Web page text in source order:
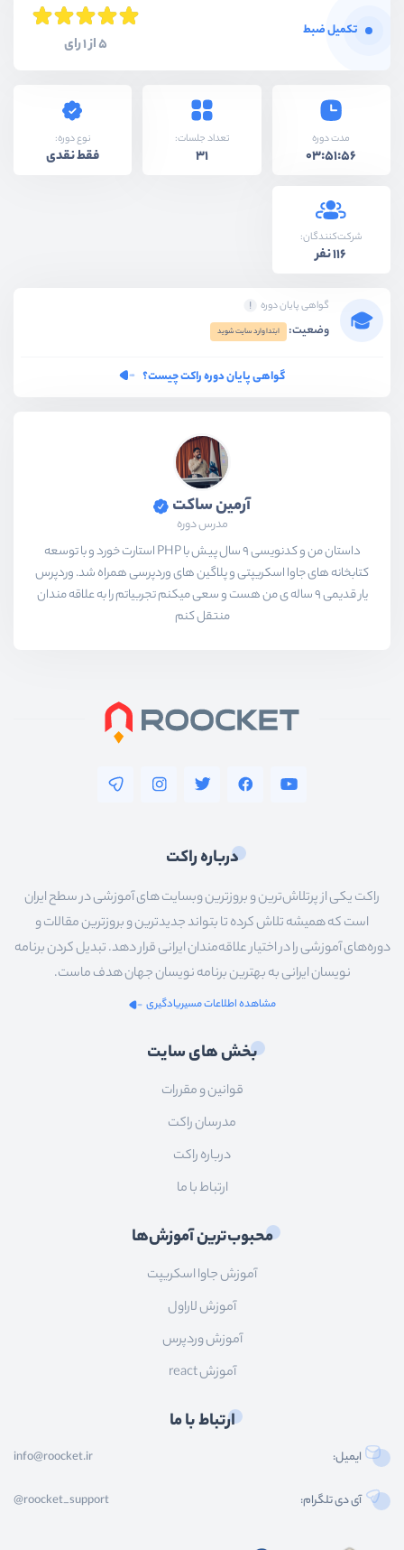
تکمیل ضبط
5 از 1 رای
مدت دوره
03:51:56
تعداد جلسات:
31
نوع دوره:
فقط نقدی
شرکت‌کنندگان:
116 نفر
گواهی پایان دوره
وضعیت: ابتدا وارد سایت شوید
گواهی پایان دوره راکت چیست؟
آرمین ساکت
مدرس دوره
داستان من و کدنویسی 9 سال پیش با PHP استارت خورد و با توسعه
کتابخانه های جاوا اسکریپتی و پلاگین های وردپرسی همراه شد. وردپرس
یار قدیمی 9 ساله ی من هست و سعی میکنم تجربیاتم را به علاقه مندان
منتقل کنم
درباره راکت
راکت یکی از پرتلاش‌ترین و بروزترین وبسایت های آموزشی در سطح ایران
است که همیشه تلاش کرده تا بتواند جدیدترین و بروزترین مقالات و
دوره‌های آموزشی را در اختیار علاقه‌مندان ایرانی قرار دهد. تبدیل کردن برنامه
نویسان ایرانی به بهترین برنامه نویسان جهان هدف ماست.
مشاهده اطلاعات مسیریادگیری
بخش های سایت
قوانین و مقررات
مدرسان راکت
درباره راکت
ارتباط با ما
محبوب‌ترین آموزش‌ها
آموزش جاوا اسکریپت
آموزش لاراول
آموزش وردپرس
آموزش react
ارتباط با ما
ایمیل: info@roocket.ir
آی دی تلگرام: @roocket_support